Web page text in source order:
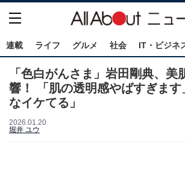
連載 ライフ グルメ 社会 IT・ビジネ
「色白がんさま」岩田剛典、美
響！ 「肌の透明感やばすぎま
なイケてる」
2026.01.20
堀井 ユウ